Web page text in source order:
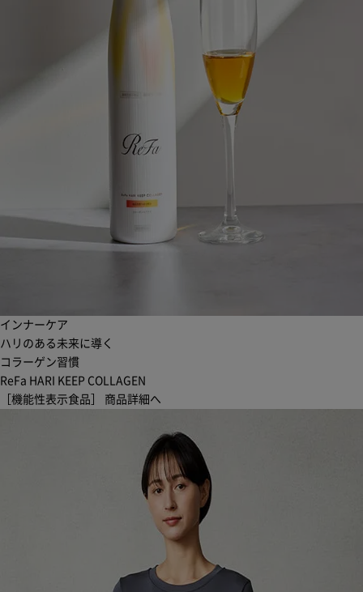
インナーケア
ハリのある未来に導く
コラーゲン習慣
ReFa HARI KEEP COLLAGEN
［機能性表示食品］
商品詳細へ